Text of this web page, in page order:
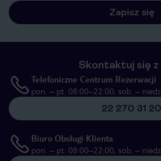
Zapisz się
Skontaktuj się z
Telefoniczne Centrum Rezerwacji
pon. – pt. 08:00–22:00, sob. –
22 270 31 20
Biuro Obsługi Klienta
pon. – pt. 08:00–22:00, sob. –